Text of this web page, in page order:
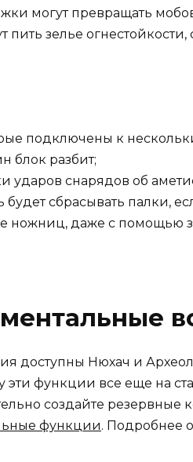
могут превращать
зелье огнестойкости,
подключены к
блок разбит;
ударов снарядов об
будет сбрасывать палки,
ножниц, даже с помощью
доступны Нюхач и
эти функции все еще на
создайте резервные
функции. Подробнее